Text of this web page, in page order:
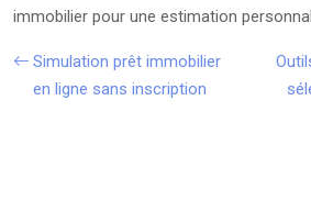
immobilier pour une estimation
Simulation prêt immobilier
en ligne sans inscription